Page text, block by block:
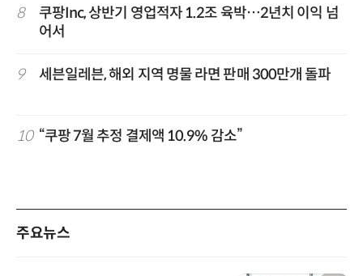
8
쿠팡Inc, 상반기 영업적자 1.2조 육박…2년치 이익 넘
어서
9 세븐일레븐, 해외 지역 명물 라면 판매 300만개 돌파
10 “쿠팡 7월 추정 결제액 10.9% 감소”
주요뉴스